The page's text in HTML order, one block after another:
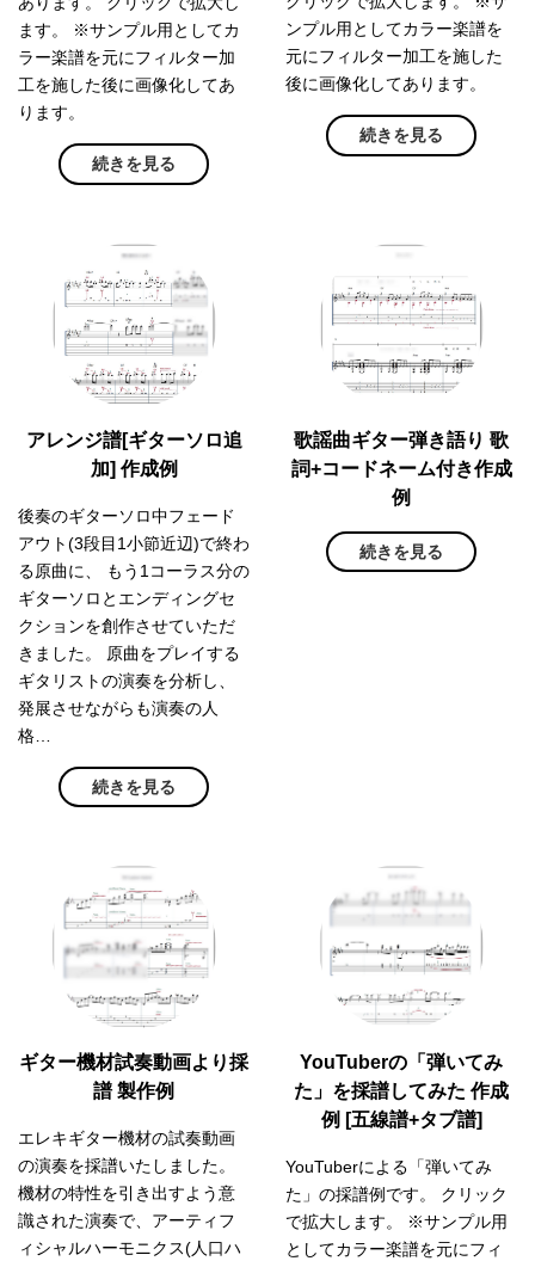
ます。 ※サンプル用としてカ
ラー楽譜を元にフィルター加
工を施した後に画像化してあ
ります。
続きを見る
ンプル用としてカラー楽譜を
元にフィルター加工を施した
後に画像化してあります。
続きを見る
アレンジ譜[ギターソロ追
加] 作成例
後奏のギターソロ中フェード
アウト(3段目1小節近辺)で終わ
る原曲に、 もう1コーラス分の
ギターソロとエンディングセ
クションを創作させていただ
きました。 原曲をプレイする
ギタリストの演奏を分析し、
発展させながらも演奏の人
格…
続きを見る
歌謡曲ギター弾き語り 歌
詞+コードネーム付き作成
例
続きを見る
ギター機材試奏動画より採
譜 製作例
エレキギター機材の試奏動画
の演奏を採譜いたしました。
機材の特性を引き出すよう意
識された演奏で、アーティフ
ィシャルハーモニクス(人口ハ
YouTuberの「弾いてみ
た」を採譜してみた 作成
例 [五線譜+タブ譜]
YouTuberによる「弾いてみ
た」の採譜例です。 クリック
で拡大します。 ※サンプル用
としてカラー楽譜を元にフィ